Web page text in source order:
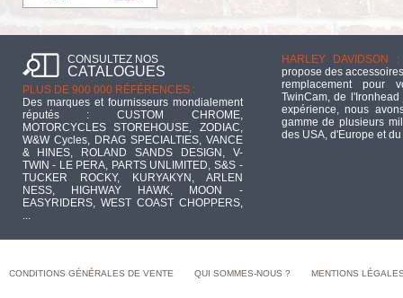
CONSULTEZ NOS
CATALOGUES
PLUS DE 900 000 RÉFÉRENCES :
Des marques et fournisseurs mondialement
réputés : CUSTOM CHROME,
MOTORCYCLES STOREHOUSE, ZODIAC,
W&W Cycles, DRAG SPECIALTIES, VANCE
& HINES, ROLAND SANDS DESIGN, V-
TWIN - LE PERA, PARTS UNLIMITED, S&S -
TUCKER ROCKY, KURYAKYN, ARLEN
NESS, HIGHWAY HAWK, MOON -
EASYRIDERS, WEST COAST CHOPPERS,
...
HARLEY DAVIDSON :
propose des
remplacement pour
TwinCam, de
expérience, nous
gamme de plusieurs
des USA, d'Europe et
CONDITIONS GÉNÉRALES DE VENTE QUI SOMMES-NOUS ? MENTIONS